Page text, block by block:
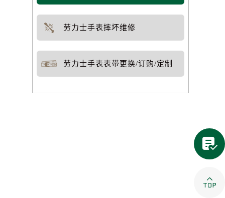
劳力士手表摔坏维修
劳力士手表表带更换/订购/定制

